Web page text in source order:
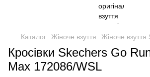
Каталог Жіноче взуття Жіноче
Кросівки Skechers Go
Max 172086/WSL